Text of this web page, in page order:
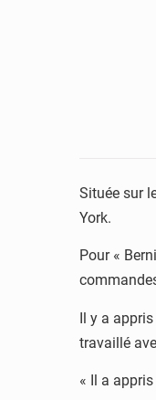
Située sur
York.
Pour «
Il y a
travaillé
« Il a